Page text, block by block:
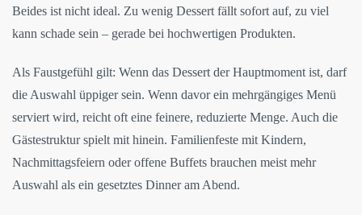
Beides ist nicht ideal. Zu wenig Dessert fällt sofort auf, zu viel
kann schade sein – gerade bei hochwertigen Produkten.
Als Faustgefühl gilt: Wenn das Dessert der Hauptmoment ist, darf
die Auswahl üppiger sein. Wenn davor ein mehrgängiges Menü
serviert wird, reicht oft eine feinere, reduzierte Menge. Auch die
Gästestruktur spielt mit hinein. Familienfeste mit Kindern,
Nachmittagsfeiern oder offene Buffets brauchen meist mehr
Auswahl als ein gesetztes Dinner am Abend.